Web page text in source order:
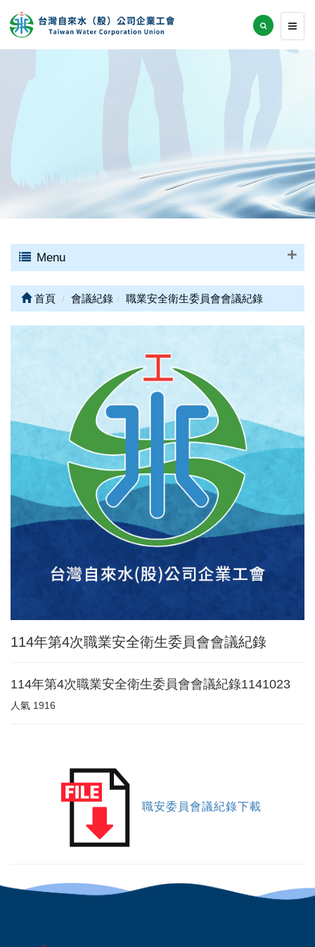
Menu
首頁 會議紀錄 職業安全衛生委員會會議紀錄
114年第4次職業安全衛生委員會會議紀錄
114年第4次職業安全衛生委員會會議紀錄1141023
人氣 1916
職安委員會議紀錄下載